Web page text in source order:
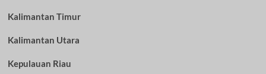
Kalimantan Timur
Kalimantan Utara
Kepulauan Riau